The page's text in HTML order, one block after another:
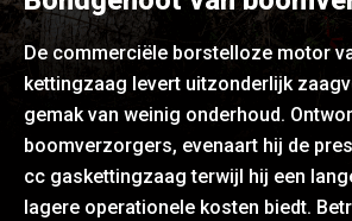
De commerciële borstelloze motor
kettingzaag levert uitzonderlijk
gemak van weinig onderhoud.
boomverzorgers, evenaart hij de
cc gaskettingzaag terwijl hij een
lagere operationele kosten biedt.